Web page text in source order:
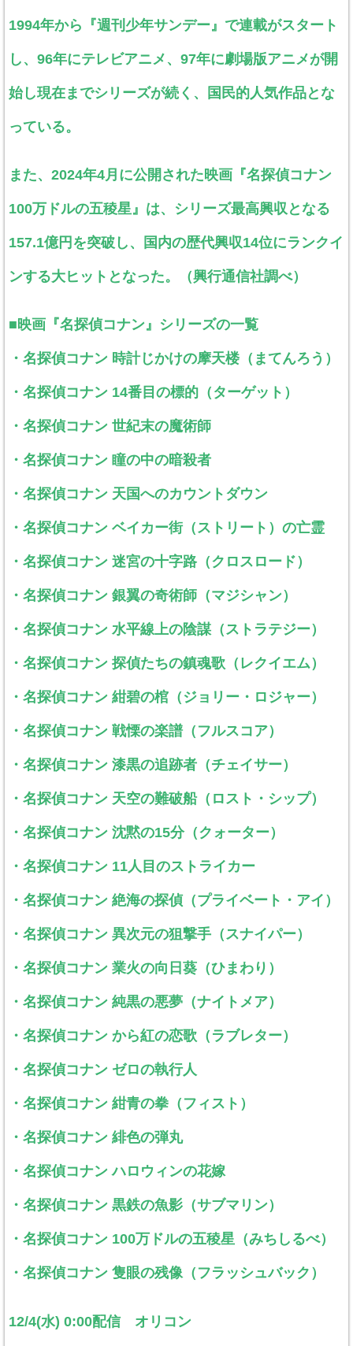
1994年から『週刊少年サンデー』で連載がスタート
し、96年にテレビアニメ、97年に劇場版アニメが開
始し現在までシリーズが続く、国民的人気作品とな
っている。
また、2024年4月に公開された映画『名探偵コナン
100万ドルの五稜星』は、シリーズ最高興収となる
157.1億円を突破し、国内の歴代興収14位にランクイ
ンする大ヒットとなった。（興行通信社調べ）
■映画『名探偵コナン』シリーズの一覧
・名探偵コナン 時計じかけの摩天楼（まてんろう）
・名探偵コナン 14番目の標的（ターゲット）
・名探偵コナン 世紀末の魔術師
・名探偵コナン 瞳の中の暗殺者
・名探偵コナン 天国へのカウントダウン
・名探偵コナン ベイカー街（ストリート）の亡霊
・名探偵コナン 迷宮の十字路（クロスロード）
・名探偵コナン 銀翼の奇術師（マジシャン）
・名探偵コナン 水平線上の陰謀（ストラテジー）
・名探偵コナン 探偵たちの鎮魂歌（レクイエム）
・名探偵コナン 紺碧の棺（ジョリー・ロジャー）
・名探偵コナン 戦慄の楽譜（フルスコア）
・名探偵コナン 漆黒の追跡者（チェイサー）
・名探偵コナン 天空の難破船（ロスト・シップ）
・名探偵コナン 沈黙の15分（クォーター）
・名探偵コナン 11人目のストライカー
・名探偵コナン 絶海の探偵（プライベート・アイ）
・名探偵コナン 異次元の狙撃手（スナイパー）
・名探偵コナン 業火の向日葵（ひまわり）
・名探偵コナン 純黒の悪夢（ナイトメア）
・名探偵コナン から紅の恋歌（ラブレター）
・名探偵コナン ゼロの執行人
・名探偵コナン 紺青の拳（フィスト）
・名探偵コナン 緋色の弾丸
・名探偵コナン ハロウィンの花嫁
・名探偵コナン 黒鉄の魚影（サブマリン）
・名探偵コナン 100万ドルの五稜星（みちしるべ）
・名探偵コナン 隻眼の残像（フラッシュバック）
12/4(水) 0:00配信 オリコン